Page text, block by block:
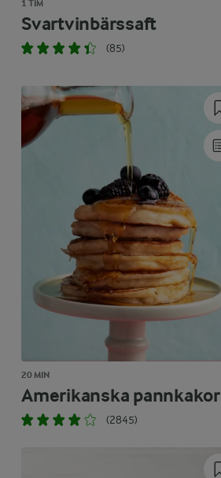
1 TIM
Svartvinbärssaft
(85)
20 MIN
Amerikanska pannkakor
(2845)